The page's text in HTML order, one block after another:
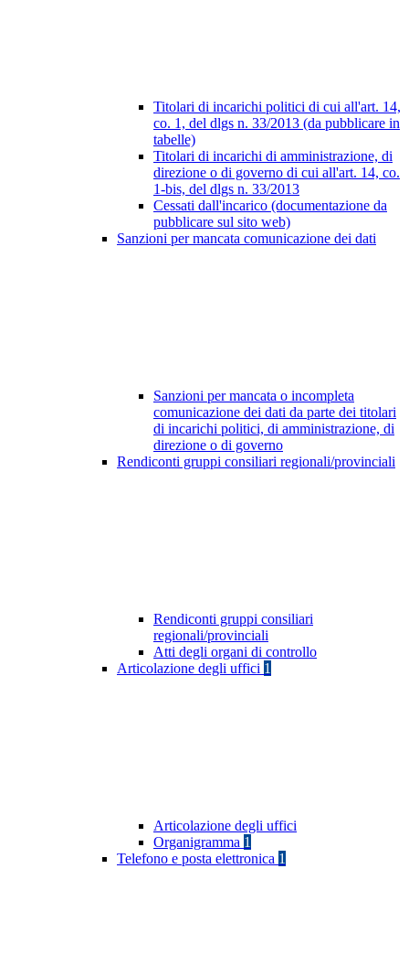
Titolari di incarichi politici di cui all'art. 14,
co. 1, del dlgs n. 33/2013 (da pubblicare in
tabelle)
Titolari di incarichi di amministrazione, di
direzione o di governo di cui all'art. 14, co.
1-bis, del dlgs n. 33/2013
Cessati dall'incarico (documentazione da
pubblicare sul sito web)
Sanzioni per mancata comunicazione dei dati
Sanzioni per mancata o incompleta
comunicazione dei dati da parte dei titolari
di incarichi politici, di amministrazione, di
direzione o di governo
Rendiconti gruppi consiliari regionali/provinciali
Rendiconti gruppi consiliari
regionali/provinciali
Atti degli organi di controllo
Articolazione degli uffici 1
Articolazione degli uffici
Organigramma 1
Telefono e posta elettronica 1